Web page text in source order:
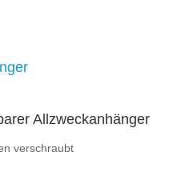
Allzweckanhänger
verschraubt